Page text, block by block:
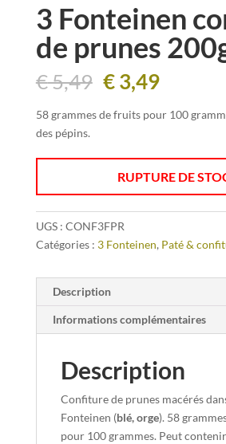
3 Fonteinen
de prunes
€5,49 Le
prix
initial
€ 5,49.
€3,49Le
actuel
€ 3,49.
58 grammes de fruits pour 100
des pépins.
RUPTURE DE
UGS : CONF3FPR
Catégories : 3 Fonteinen, Paté &
Description
Informations complémentaires
Description
Confiture de prunes macérés
Fonteinen (blé, orge). 58
pour 100 grammes. Peut